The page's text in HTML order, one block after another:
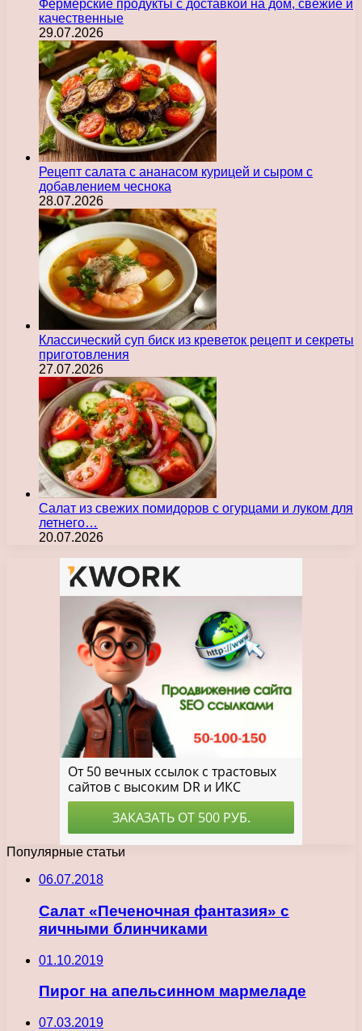
Фермерские продукты с доставкой на дом, свежие и
качественные
29.07.2026
Рецепт салата с ананасом курицей и сыром с
добавлением чеснока
28.07.2026
Классический суп биск из креветок рецепт и секреты
приготовления
27.07.2026
Салат из свежих помидоров с огурцами и луком для
летнего…
20.07.2026
Популярные статьи
06.07.2018
Салат «Печеночная фантазия» с
яичными блинчиками
01.10.2019
Пирог на апельсинном мармеладе
07.03.2019